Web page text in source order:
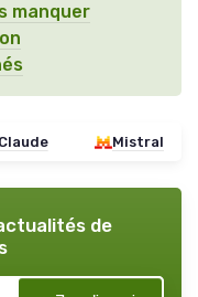
manquer
Mistral
de